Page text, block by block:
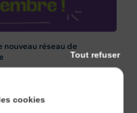
nouveau réseau de
cookies
Tout refuser